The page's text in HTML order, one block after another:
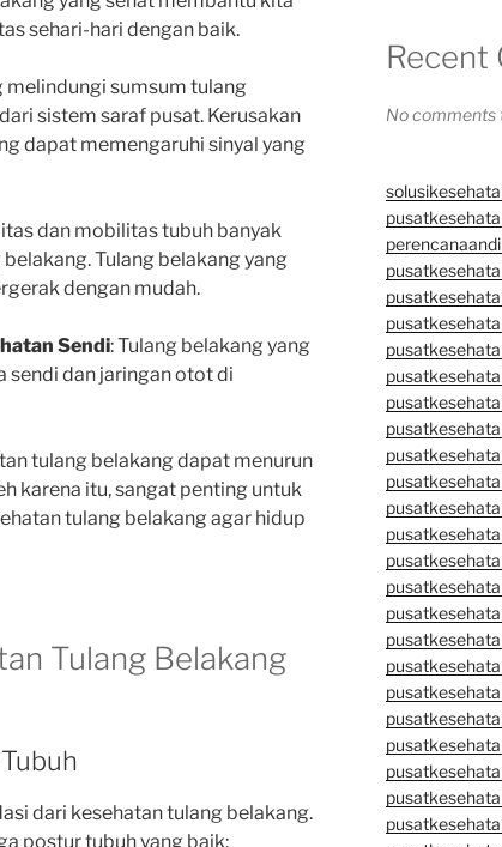
sehari-hari dengan baik.
melindungi sumsum tulang
sistem saraf pusat. Kerusakan
dapat memengaruhi sinyal yang
dan mobilitas tubuh banyak
Tulang belakang yang
dengan mudah.
Sendi: Tulang belakang yang
sendi dan jaringan otot di
tulang belakang dapat menurun
karena itu, sangat penting untuk
tulang belakang agar hidup
Tulang Belakang
dari kesehatan tulang belakang.
postur tubuh yang baik:
Recent
No comments